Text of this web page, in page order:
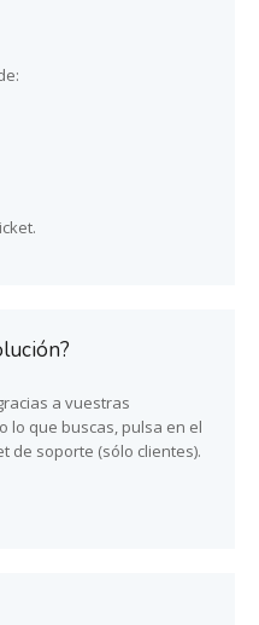
a vuestras
lo que buscas, pulsa en el
de soporte (sólo clientes).